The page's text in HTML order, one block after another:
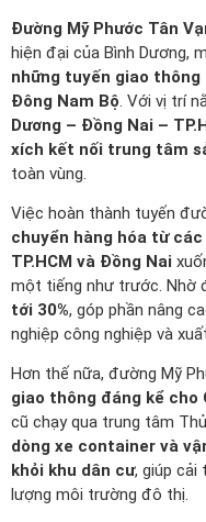
Đường Mỹ Phước Tân
hiện đại của Bình Dương,
những tuyến giao
Đông Nam Bộ . Với vị trí
Dương – Đồng Nai –
xích kết nối trung tâm
toàn vùng.
Việc hoàn thành tuyến
chuyển hàng hóa từ
TP.HCM và Đồng Nai
một tiếng như trước. Nhờ
tới 30%, góp phần nâng
nghiệp công nghiệp và
Hơn thế nữa, đường Mỹ
giao thông đáng kể cho
cũ chạy qua trung tâm
dòng xe container và
khỏi khu dân cư, giúp cải
lượng môi trường đô thị.